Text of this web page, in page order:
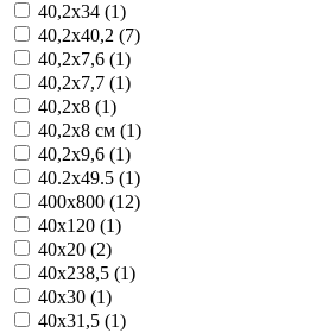
40,2x34 (1)
40,2x40,2 (7)
40,2x7,6 (1)
40,2x7,7 (1)
40,2x8 (1)
40,2x8 см (1)
40,2x9,6 (1)
40.2x49.5 (1)
400x800 (12)
40x120 (1)
40x20 (2)
40x238,5 (1)
40x30 (1)
40x31,5 (1)